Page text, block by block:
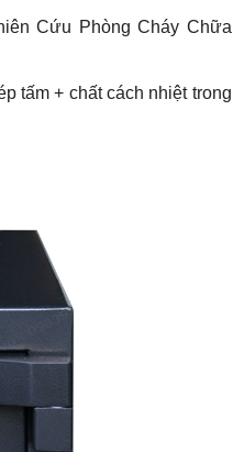
Cứu Phòng Cháy Chữa
tấm + chất cách nhiệt trong